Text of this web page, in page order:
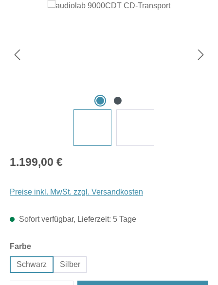
Bildergalerie überspringen
Regulärer Preis:
1.199,00 €
Preise inkl. MwSt. zzgl. Versandkosten
Sofort verfügbar, Lieferzeit: 5 Tage
Farbeauswählen
Schwarz Silber